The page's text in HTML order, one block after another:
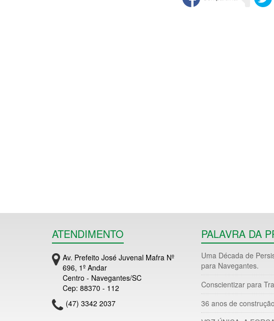
ATENDIMENTO
Av. Prefeito José Juvenal Mafra Nº
696, 1º Andar
Centro - Navegantes/SC
Cep: 88370 - 112
(47) 3342 2037
PALAVRA DA
Uma Década de
para Navegantes.
Conscientizar para
36 anos de